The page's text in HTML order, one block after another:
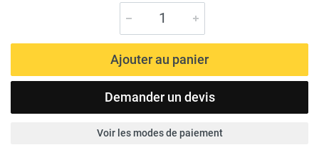
Ajouter au panier
Demander un devis
Voir les modes de paiement